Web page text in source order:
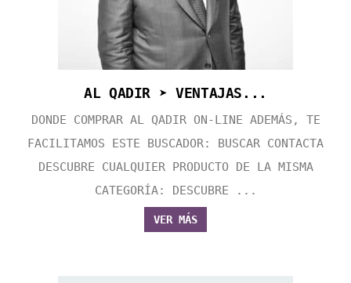
AL QADIR ➤ VENTAJAS...
DONDE COMPRAR AL QADIR ON-LINE ADEMÁS, TE
FACILITAMOS ESTE BUSCADOR: BUSCAR CONTACTA
DESCUBRE CUALQUIER PRODUCTO DE LA MISMA
CATEGORÍA: DESCUBRE ...
VER MÁS